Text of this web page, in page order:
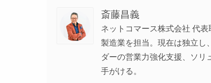
斎藤昌義
ネットコマース株式会社 代
製造業を担当。現在は独立し
ダーの営業力強化支援、ソリ
手がける。